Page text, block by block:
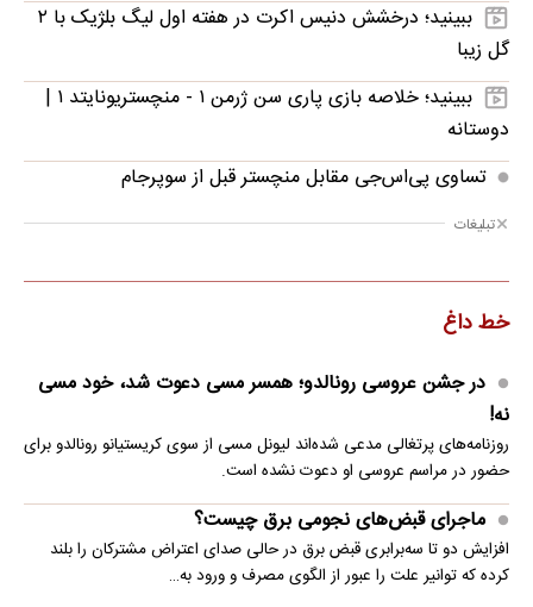
ببینید؛ درخشش دنیس اکرت در هفته اول لیگ بلژیک با ۲
گل زیبا
ببینید؛ خلاصه بازی پاری سن ژرمن ۱ - منچستریونایتد ۱ |
دوستانه
تساوی پی‌اس‌جی مقابل منچستر قبل از سوپرجام
تبلیغات
خط داغ
در جشن عروسی رونالدو؛ همسر مسی دعوت شد، خود مسی
نه!
روزنامه‌های پرتغالی مدعی شده‌اند لیونل مسی از سوی کریستیانو رونالدو برای
حضور در مراسم عروسی او دعوت نشده است.
ماجرای قبض‌های نجومی برق چیست؟
افزایش دو تا سه‌برابری قبض برق در حالی صدای اعتراض مشترکان را بلند
کرده که توانیر علت را عبور از الگوی مصرف و ورود به…